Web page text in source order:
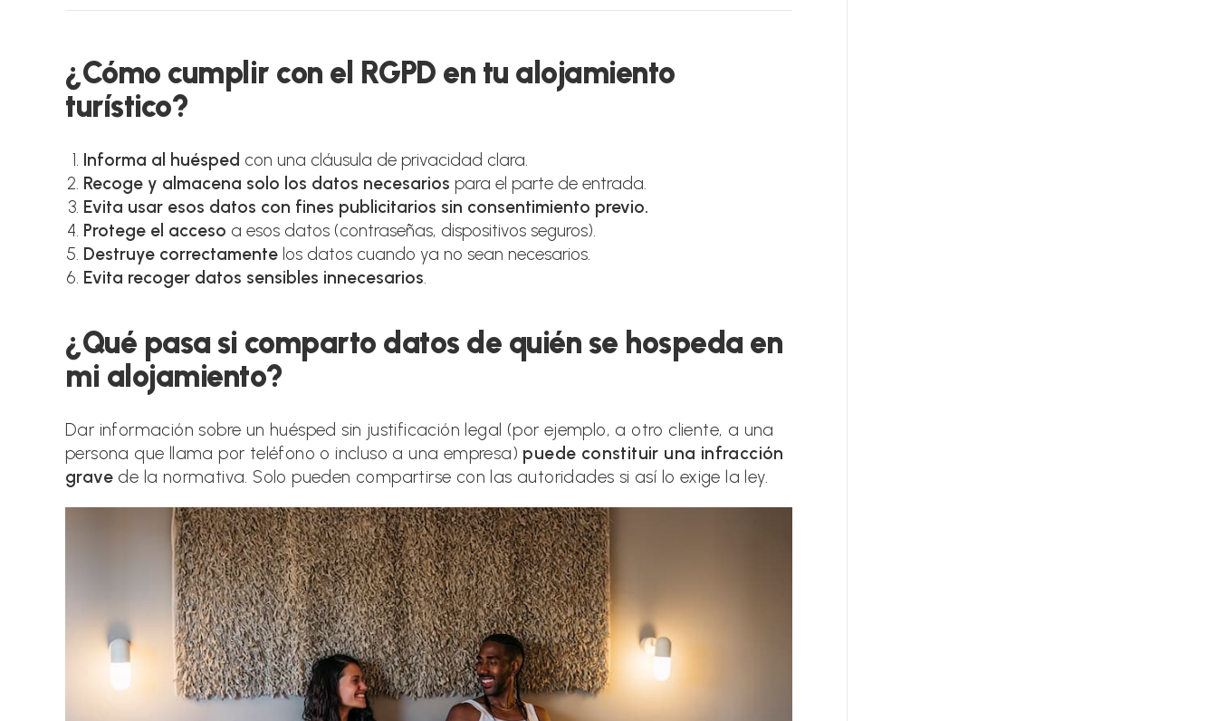
¿Cómo cumplir con el RGPD en tu alojamiento
turístico?
Informa al huésped con una cláusula de privacidad clara.
Recoge y almacena solo los datos necesarios para el parte de entrada.
Evita usar esos datos con fines publicitarios sin consentimiento previo.
Protege el acceso a esos datos (contraseñas, dispositivos seguros).
Destruye correctamente los datos cuando ya no sean necesarios.
Evita recoger datos sensibles innecesarios.
¿Qué pasa si comparto datos de quién se hospeda en
mi alojamiento?
Dar información sobre un huésped sin justificación legal (por ejemplo, a otro cliente, a una
persona que llama por teléfono o incluso a una empresa) puede constituir una infracción
grave de la normativa. Solo pueden compartirse con las autoridades si así lo exige la ley.